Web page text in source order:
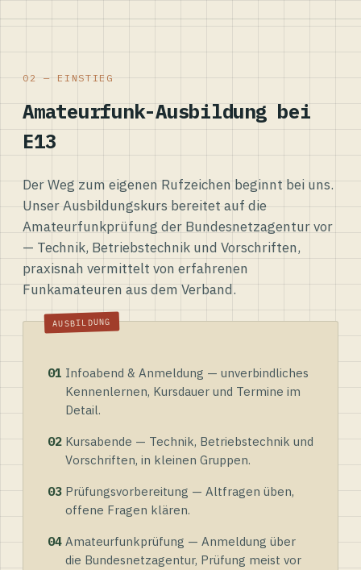
02 — EINSTIEG
Amateurfunk-Ausbildung bei
E13
Der Weg zum eigenen Rufzeichen beginnt bei uns.
Unser Ausbildungskurs bereitet auf die
Amateurfunkprüfung der Bundesnetzagentur vor
— Technik, Betriebstechnik und Vorschriften,
praxisnah vermittelt von erfahrenen
Funkamateuren aus dem Verband.
01 Infoabend & Anmeldung — unverbindliches
Kennenlernen, Kursdauer und Termine im
Detail.
02 Kursabende — Technik, Betriebstechnik und
Vorschriften, in kleinen Gruppen.
03 Prüfungsvorbereitung — Altfragen üben,
offene Fragen klären.
04 Amateurfunkprüfung — Anmeldung über
die Bundesnetzagentur, Prüfung meist vor